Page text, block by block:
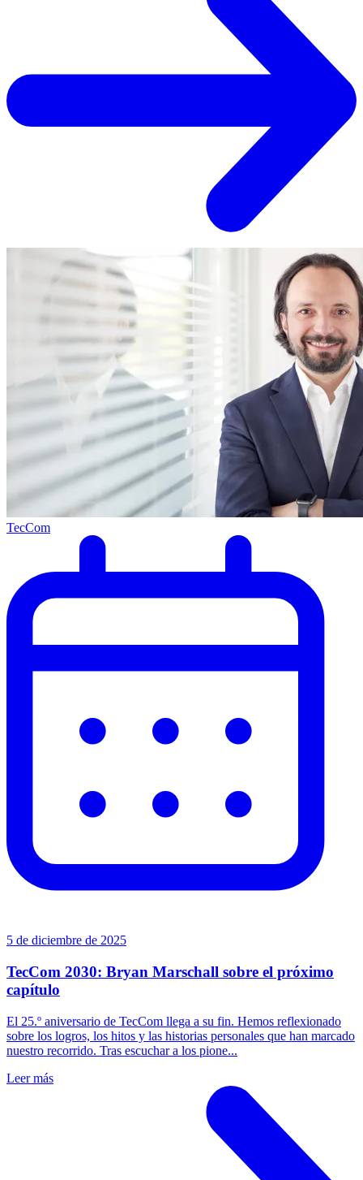
TecCom
5 de diciembre de 2025
TecCom 2030: Bryan Marschall sobre el próximo
capítulo
El 25.º aniversario de TecCom llega a su fin. Hemos reflexionado
sobre los logros, los hitos y las historias personales que han marcado
nuestro recorrido. Tras escuchar a los pione...
Leer más